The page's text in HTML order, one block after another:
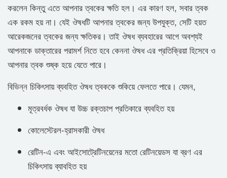
করলেন কিন্তু এতে আপনার ত্বকের ক্ষতি হল। এর কারণ হল, সবার ত্বক
এক রকম হয় না। যেই ঔষধটি আপনার ত্বকের জন্য উপযুক্ত, সেটি হয়ত
আরেকজনের ত্বকের জন্য ক্ষতিকর। তাই ঔষধ ব্যবহারের আগে অবশ্যই
আপনাকে ডাক্তারের পরামর্শ নিতে হবে কেননা ঔষধ এর প্রতিক্রিয়া হিসেবে ও
আপনার ত্বক শুষ্ক হয়ে যেতে পারে।
বিভিন্ন চিকিৎসায় ব্যবহিত ঔষধ ত্বককে শুকিয়ে ফেলতে পারে। যেমন,
মূত্রবর্ধক ঔষধ যা উচ্চ রক্তচাপ প্রতিকারে ব্যবহিত হয়
কোলেস্টেরল-হ্রাসকারী ঔষধ
রেটিন-এ এবং আইসোট্রেটিনয়েনের মতো রেটিনয়েডস যা ব্রণ এর
চিকিৎসায় ব্যাবহিত হয়